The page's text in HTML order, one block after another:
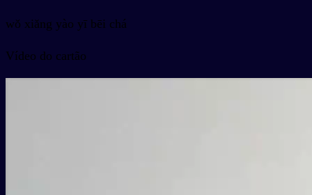
wǒ xiǎng yào yī bēi chá
Vídeo do cartão